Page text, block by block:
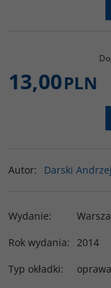
13,00PLN
Autor: Darski Andrzej
Wydanie:
Rok wydania: 2014
Typ okładki: